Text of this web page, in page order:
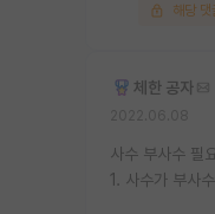
해당
체한 공자
사수 부사수 필
1. 사수가 부사